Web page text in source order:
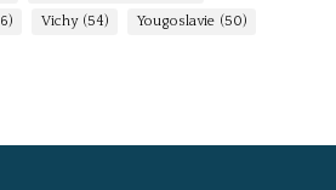
Vichy (54) Yougoslavie (50)